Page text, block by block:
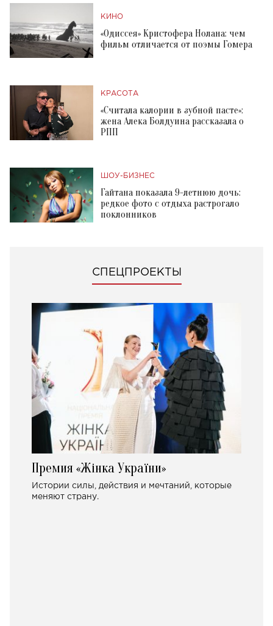
КИНО
«Одиссея» Кристофера Нолана: чем
фильм отличается от поэмы Гомера
КРАСОТА
«Считала калории в зубной пасте»:
жена Алека Болдуина рассказала о
РПП
ШОУ-БИЗНЕС
Гайтана показала 9-летнюю дочь:
редкое фото с отдыха растрогало
поклонников
СПЕЦПРОЕКТЫ
Премия «Жінка України»
Истории силы, действия и мечтаний, которые
меняют страну.